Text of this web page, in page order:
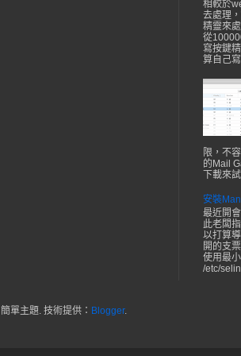
相較於
去處理
精靈來
從
寫按鍵
算自己
限，不
的Mail
下載來
安裝
最近開
此老闆
以打算
開的支
使用最
/etc/
簡單主題. 技術提供： Blogger.